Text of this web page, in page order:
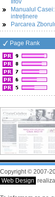
Ilfov
Manualul
intreținere
Parcarea
Page Rank
Copyright © 2007-
Web Design